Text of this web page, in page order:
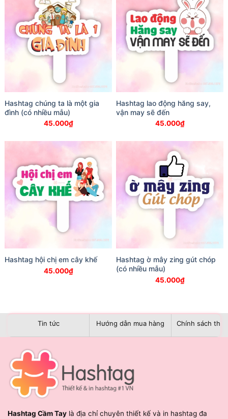
Hashtag chúng ta là một gia
đình (có nhiều mẫu)
45.000₫
Hashtag lao động hăng say,
vận may sẽ đến
45.000₫
Hashtag hội chị em cây khế
45.000₫
Hashtag ờ mây zing gút chóp
(có nhiều mẫu)
45.000₫
Tin tức Hướng dẫn mua hàng Chính sách
Hashtag Cầm Tay là địa chỉ chuyên thiết kế và in hashtag đa